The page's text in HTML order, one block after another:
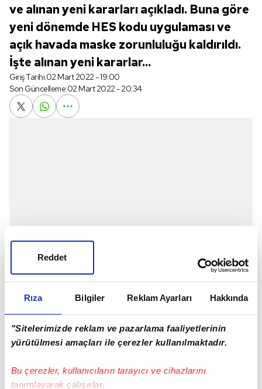
Rıza Bilgiler Reklam Ayarları Hakkında
"Sitelerimizde reklam ve pazarlama faaliyetlerinin
yürütülmesi amaçları ile çerezler kullanılmaktadır.
Bu çerezler, kullanıcıların tarayıcı ve cihazlarını
tanımlayarak çalışırlar.
Reddet
ve alınan yeni kararları açıkladı. Buna göre
yeni dönemde HES kodu uygulaması ve
açık havada maske zorunluluğu kaldırıldı.
İşte alınan yeni kararlar...
Giriş Tarihi:02 Mart 2022 - 19:00
Son Güncelleme:02 Mart 2022 - 20:34
Koronavirüs Bilim Kurulu toplantısının ardından Sağlık
Bakanı Fahrettin Koca, önemli açıklamalarda bulundu
İşte alınan yeni kararlar: